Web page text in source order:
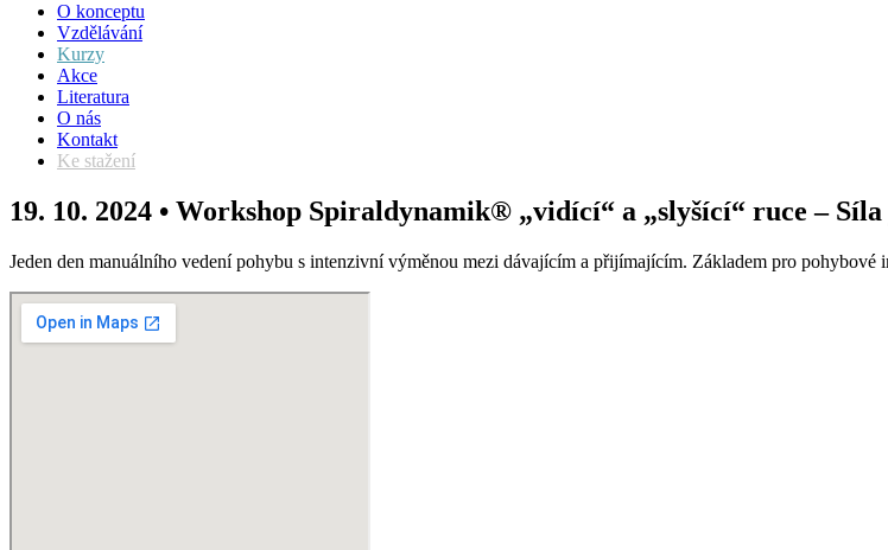
O konceptu
Vzdělávání
Kurzy
Akce
Literatura
O nás
Kontakt
Ke stažení
19. 10. 2024 • Workshop Spiraldynamik® „vidící“ a „slyšící“ ruce –
Jeden den manuálního vedení pohybu s intenzivní výměnou mezi dávajícím a přijímajícím. Základem pro pohybové